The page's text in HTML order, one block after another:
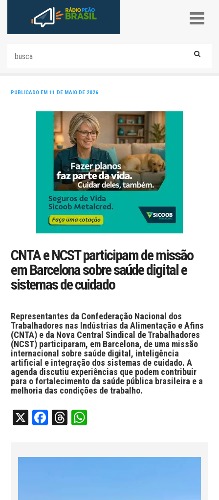
PUBLICADO EM 11 DE MAIO DE 2026
CNTA e NCST participam de missão
em Barcelona sobre saúde digital e
sistemas de cuidado
Representantes da Confederação Nacional dos
Trabalhadores nas Indústrias da Alimentação e Afins
(CNTA) e da Nova Central Sindical de Trabalhadores
(NCST) participaram, em Barcelona, de uma missão
internacional sobre saúde digital, inteligência
artificial e integração dos sistemas de cuidado. A
agenda discutiu experiências que podem contribuir
para o fortalecimento da saúde pública brasileira e a
melhoria das condições de trabalho.
X Facebook
Threads